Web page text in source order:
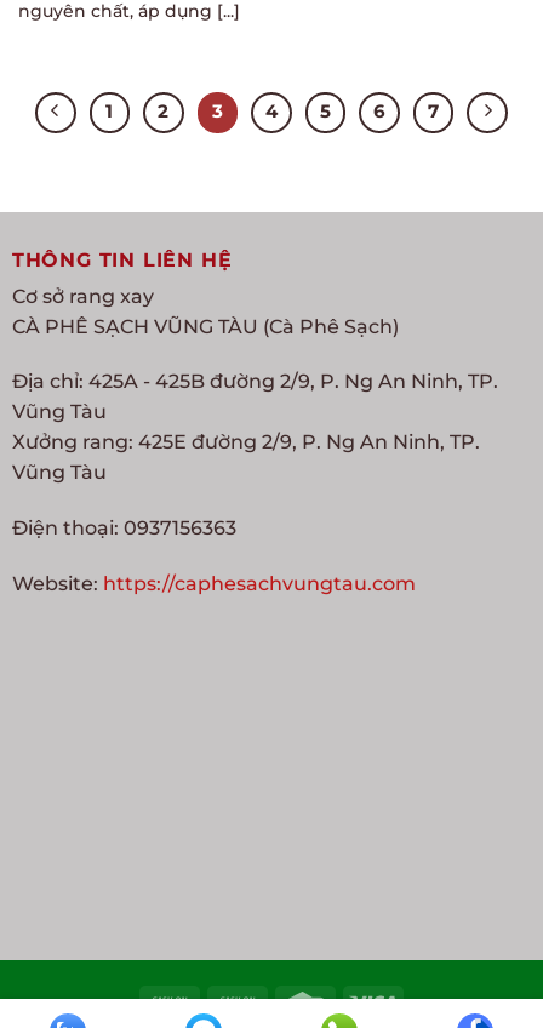
nguyên chất, áp dụng [...]
1 2 3 4 5 6 7
THÔNG TIN LIÊN HỆ
Cơ sở rang xay
CÀ PHÊ SẠCH VŨNG TÀU (Cà Phê Sạch)
Địa chỉ: 425A - 425B đường 2/9, P. Ng An Ninh, TP.
Vũng Tàu
Xưởng rang: 425E đường 2/9, P. Ng An Ninh, TP.
Vũng Tàu
Điện thoại: 0937156363
Website: https://caphesachvungtau.com